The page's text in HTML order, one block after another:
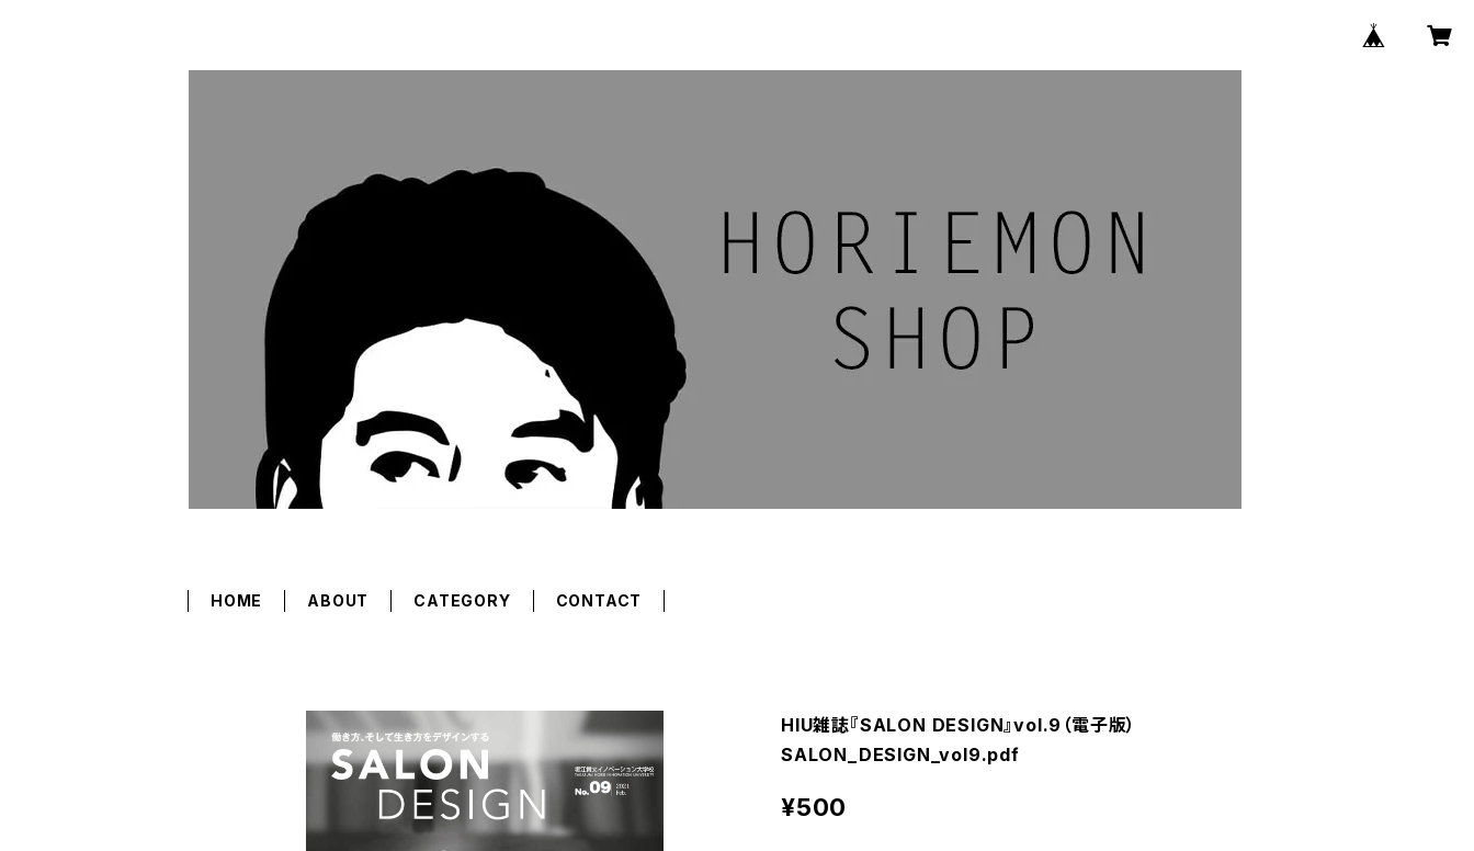
HOME ABOUT CATEGORY CONTACT
HIU雑誌『SALON DESIGN』vol.9（電子版）
SALON_DESIGN_vol9.pdf
¥500